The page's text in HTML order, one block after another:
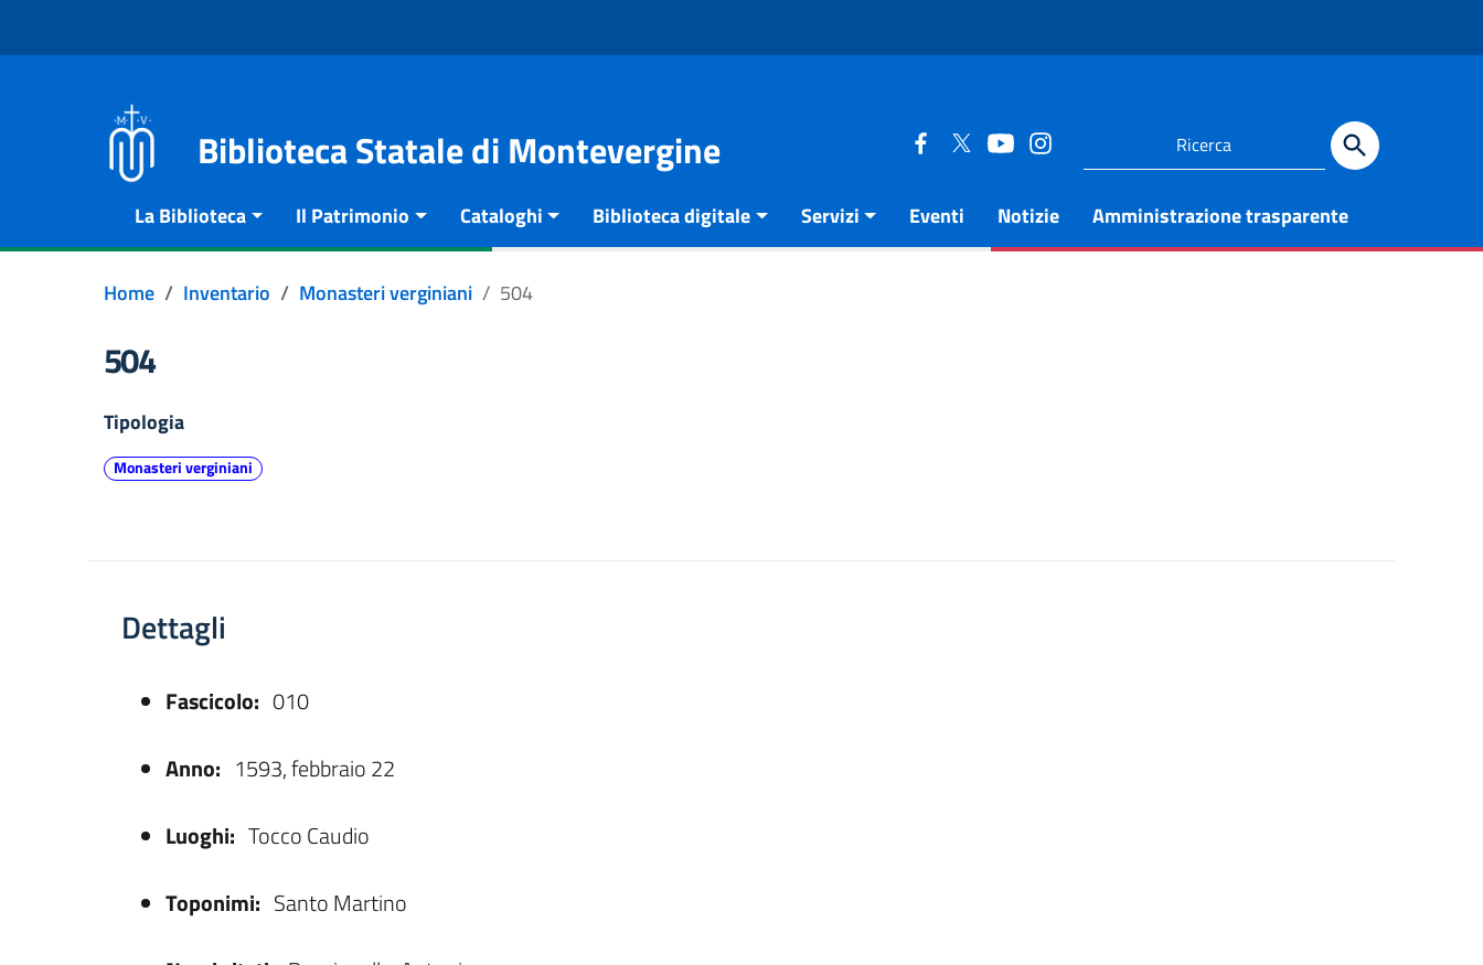
Biblioteca Statale di Montevergine
La Biblioteca Il Patrimonio Cataloghi Biblioteca digitale Servizi Eventi Notizie Amministrazione trasparente
Home Inventario Monasteri verginiani 504
504
Tipologia
Monasteri verginiani
Dettagli
Fascicolo: 010
Anno: 1593, febbraio 22
Luoghi: Tocco Caudio
Toponimi: Santo Martino